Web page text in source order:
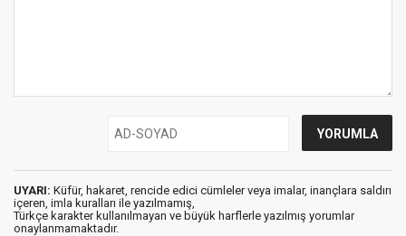
UYARI: Küfür, hakaret, rencide edici cümleler veya imalar, inançlara saldırı
içeren, imla kuralları ile yazılmamış,
Türkçe karakter kullanılmayan ve büyük harflerle yazılmış yorumlar
onaylanmamaktadır.